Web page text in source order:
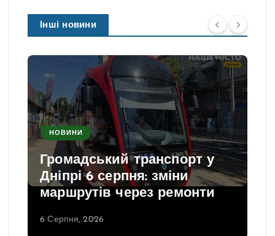
Інші новини
НОВИНИ
Громадський транспорт у
Дніпрі 6 серпня: зміни
маршрутів через ремонти
6 Серпня, 2026